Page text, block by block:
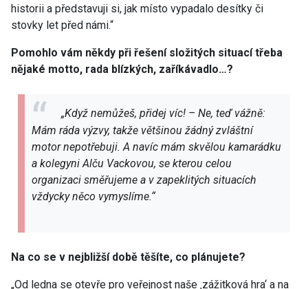
historii a představuji si, jak místo vypadalo desítky či
stovky let před námi.“
Pomohlo vám někdy při řešení složitých situací třeba
nějaké motto, rada blízkých, zaříkávadlo…?
„Když nemůžeš, přidej víc! – Ne, teď vážně:
Mám ráda výzvy, takže většinou žádný zvláštní
motor nepotřebuji. A navíc mám skvělou kamarádku
a kolegyni Alču Vackovou, se kterou celou
organizaci směřujeme a v zapeklitých situacích
vždycky něco vymyslíme.“
Na co se v nejbližší době těšíte, co plánujete?
„Od ledna se otevře pro veřejnost naše ‚zážitková hra‘ a na